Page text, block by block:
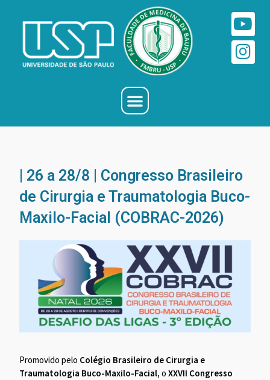
| 26 a 28/8 | Congresso Brasileiro
de Cirurgia e Traumatologia Buco-
Maxilo-Facial (COBRAC-2026)
Promovido pelo Colégio Brasileiro de Cirurgia e
Traumatologia Buco-Maxilo-Facial,oXXVII Congresso